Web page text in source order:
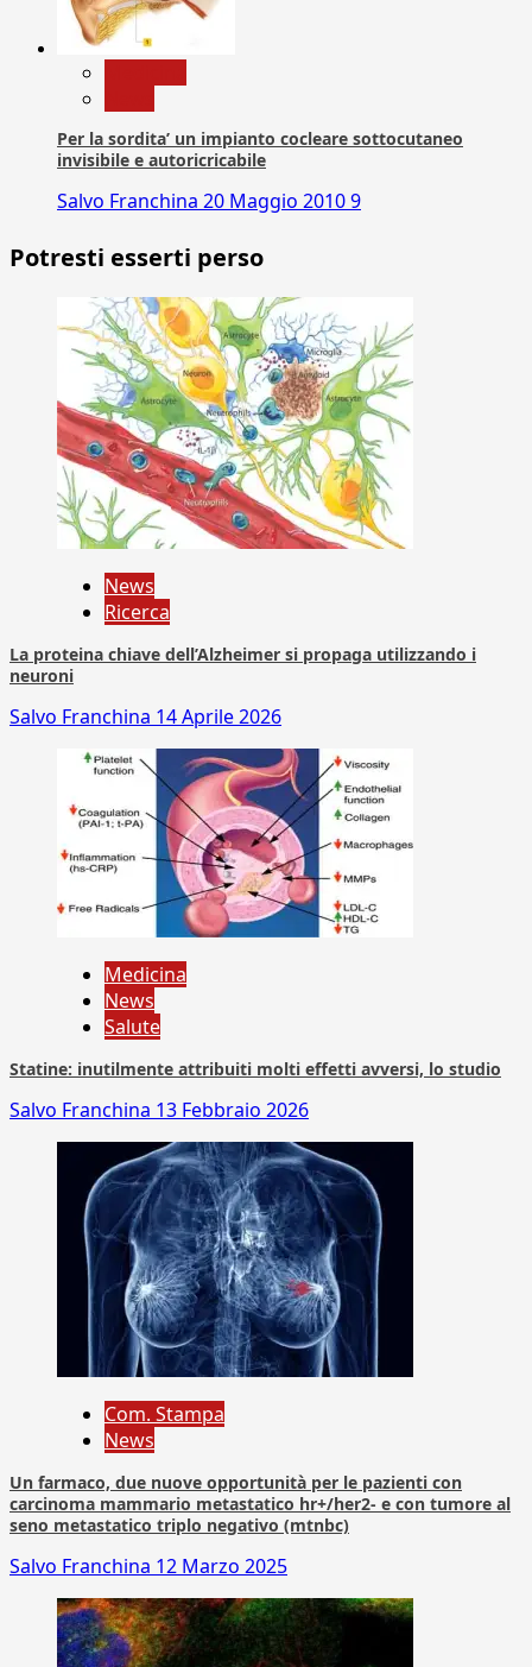
Per la sordita’ un impianto cocleare sottocutaneo
invisibile e autoricricabile
Salvo Franchina 20 Maggio 20109
Potresti esserti perso
News
Ricerca
La proteina chiave dell’Alzheimer si propaga utilizzando i
neuroni
Salvo Franchina 14 Aprile 2026
Medicina
News
Salute
Statine: inutilmente attribuiti molti effetti avversi, lo studio
Salvo Franchina 13 Febbraio 2026
Com. Stampa
News
Un farmaco, due nuove opportunità per le pazienti con
carcinoma mammario metastatico hr+/her2- e con tumore al
seno metastatico triplo negativo (mtnbc)
Salvo Franchina 12 Marzo 2025